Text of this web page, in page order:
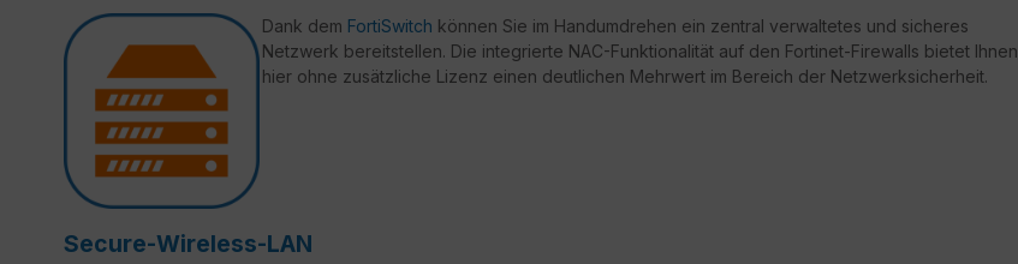
Dank dem FortiSwitch können Sie im Handumdrehen ein zentral verwaltetes und sicheres
Netzwerk bereitstellen. Die integrierte NAC-Funktionalität auf den Fortinet-Firewalls bietet Ihnen
hier ohne zusätzliche Lizenz einen deutlichen Mehrwert im Bereich der Netzwerksicherheit.
Secure-Wireless-LAN